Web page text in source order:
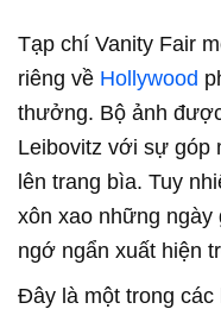
Tạp chí Vanity Fair
riêng về Hollywood
thưởng. Bộ ảnh
Leibovitz với sự góp
lên trang bìa. Tuy
xôn xao những ngày
ngớ ngẩn xuất hiện
Đây là một trong